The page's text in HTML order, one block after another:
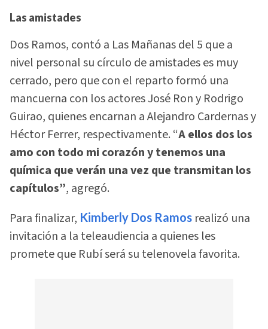
Las amistades
Dos Ramos, contó a Las Mañanas del 5 que a
nivel personal su círculo de amistades es muy
cerrado, pero que con el reparto formó una
mancuerna con los actores José Ron y Rodrigo
Guirao, quienes encarnan a Alejandro Cardernas y
Héctor Ferrer, respectivamente. “A ellos dos los
amo con todo mi corazón y tenemos una
química que verán una vez que transmitan los
capítulos”, agregó.
Para finalizar, Kimberly Dos Ramos realizó una
invitación a la teleaudiencia a quienes les
promete que Rubí será su telenovela favorita.